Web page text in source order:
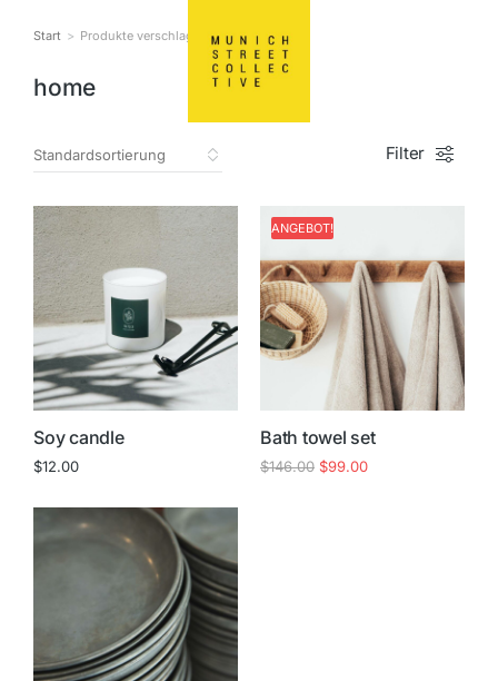
Sie befinden sich hier:
Start Produkte verschlagwo…
home
Filter
Soy candle
$12.00
ANGEBOT!
Bath towel set
$146.00 $99.00